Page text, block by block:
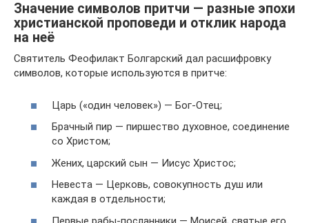
Значение символов притчи — разные эпохи
христианской проповеди и отклик народа
на неё
Святитель Феофилакт Болгарский дал расшифровку
символов, которые используются в притче:
Царь («один человек») — Бог-Отец;
Брачный пир — пиршество духовное, соединение
со Христом;
Жених, царский сын — Иисус Христос;
Невеста — Церковь, совокупность душ или
каждая в отдельности;